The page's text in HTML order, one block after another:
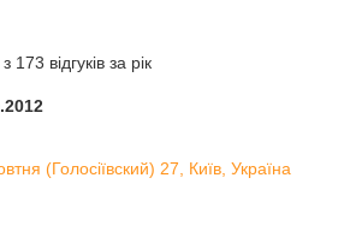
відгуків за рік
(Голосіївский) 27, Київ, Україна